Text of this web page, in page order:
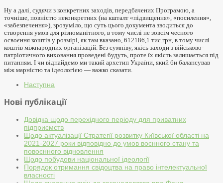
Ну а далі, судячи з конкретних заходів, передбачених Програмою, а
точніше, повністю неконкретних (на кшталт «підвищення», «посилення»,
«забезпечення»), зрозуміло, що суть цього документа зводиться до
створення умов для різноманітного, в тому числі не зовсім чесного
освоєння коштів у розмірі, як там вказано, 612186,1 тис.грн, в тому числі
коштів міжнародних організацій. Без сумніву, якісь заходи з військово-
патріотичного виховання проведені будуть, проте їх якість залишається під
питанням. І чи віднайдемо ми такий архетип України, який би балансував
між марністю та ідеологією — важко сказати.
Наступна
Нові публікації
Довідка щодо перехідного періоду для приватних
підприємств
Щодо актуалізації Стратегії розвитку Київської області на
2021-2027 роки відповідно до умов воєнного стану та
повоєнного відновлення
Щодо побудови національної ідеології
Порядок отримання свідоцтва на право інтелектуальної
власності